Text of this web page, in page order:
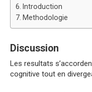
Introduction
Methodologie
Discussion
Les resultats
cognitive tout en